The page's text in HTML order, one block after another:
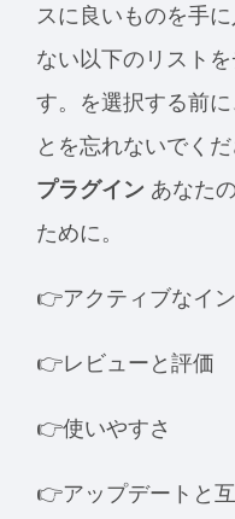
スに良いものを手
ない以下のリスト
す。を選択する前
とを忘れないでく
プラグイン あなた
ために。
👉アクティブなイ
👉レビューと評価
👉使いやすさ
👉アップデートと